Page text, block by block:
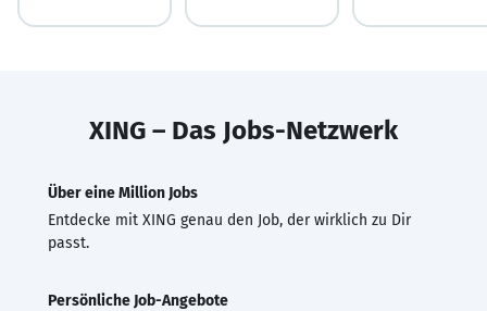
XING – Das Jobs-Netzwerk
Über eine Million Jobs
Entdecke mit XING genau den Job, der wirklich zu Dir
passt.
Persönliche Job-Angebote